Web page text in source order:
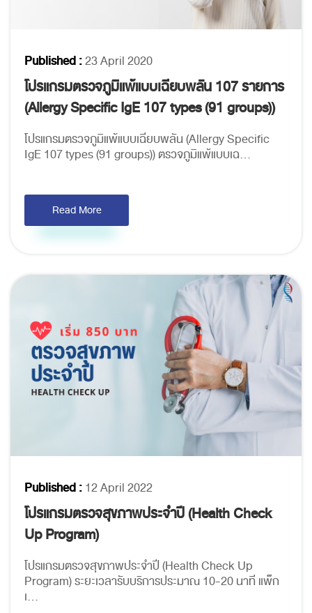
Published :23 April 2020
โปรแกรมตรวจภูมิแพ้แบบเฉียบพลัน 107 รายการ
(Allergy Specific IgE 107 types (91 groups))
โปรแกรมตรวจภูมิแพ้แบบเฉียบพลัน (Allergy Specific
IgE 107 types (91 groups)) ตรวจภูมิแพ้แบบเฉ...
Read More
Published :12 April 2022
โปรแกรมตรวจสุขภาพประจำปี (Health Check
Up Program)
โปรแกรมตรวจสุขภาพประจำปี (Health Check Up
Program) ระยะเวลารับบริการประมาณ 10-20 นาที แพ็ก
เ...